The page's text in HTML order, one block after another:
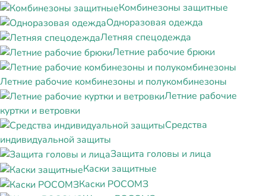
Комбинезоны защитные
Одноразовая одежда
Летняя спецодежда
Летние рабочие брюки
Летние рабочие комбинезоны и полукомбинезоны
Летние рабочие
куртки и ветровки
Средства
индивидуальной защиты
Защита головы и лица
Каски защитные
Каски РОСОМЗ